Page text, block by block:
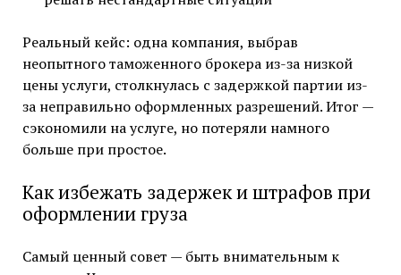
Реальный кейс: одна компания, выбрав
неопытного таможенного брокера из-за низкой
цены услуги, столкнулась с задержкой партии из-
за неправильно оформленных разрешений. Итог —
сэкономили на услуге, но потеряли намного
больше при простое.
Как избежать задержек и штрафов при
оформлении груза
Самый ценный совет — быть внимательным к